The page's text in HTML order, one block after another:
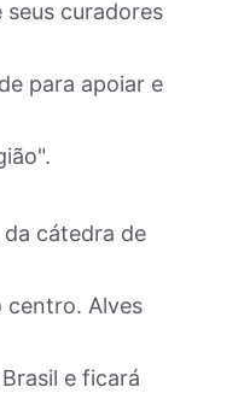
seus curadores
para apoiar e
da cátedra de
centro. Alves
e ficará